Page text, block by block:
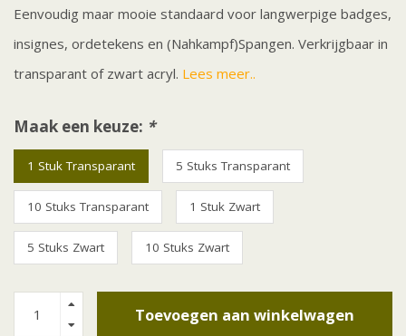
Eenvoudig maar mooie standaard voor langwerpige badges,
insignes, ordetekens en (Nahkampf)Spangen. Verkrijgbaar in
transparant of zwart acryl. Lees meer..
Maak een keuze: *
1 Stuk Transparant 5 Stuks Transparant
10 Stuks Transparant 1 Stuk Zwart
5 Stuks Zwart 10 Stuks Zwart
Toevoegen aan winkelwagen